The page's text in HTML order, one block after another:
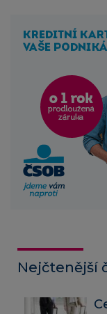
Nejčtenější